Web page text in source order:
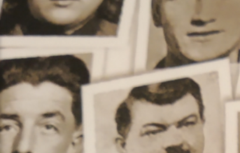
VOTRE RADIO
ASSOCIATIVE EN
TERRES DE LORRAINE